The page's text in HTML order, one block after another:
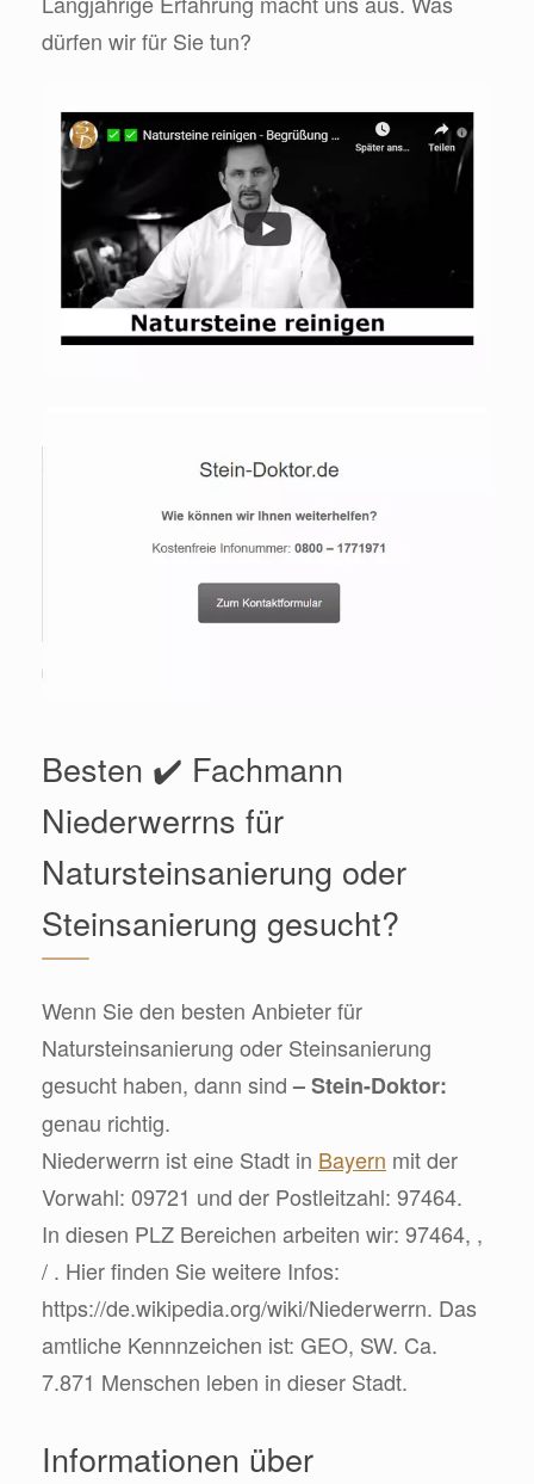
dürfen wir für Sie tun?
Besten ✔️ Fachmann
Niederwerrns für
Natursteinsanierung oder
Steinsanierung gesucht?
Wenn Sie den besten Anbieter für
Natursteinsanierung oder Steinsanierung
gesucht haben, dann sind– Stein-Doktor:
genau richtig.
Niederwerrn ist eine Stadt in Bayern mit der
Vorwahl: 09721 und der Postleitzahl: 97464.
In diesen PLZ Bereichen arbeiten wir: 97464, ,
/ . Hier finden Sie weitere Infos:
https://de.wikipedia.org/wiki/Niederwerrn. Das
amtliche Kennnzeichen ist: GEO, SW. Ca.
7.871 Menschen leben in dieser Stadt.
Informationen über